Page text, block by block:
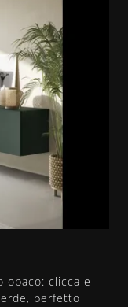
opaco: clicca e
perfetto